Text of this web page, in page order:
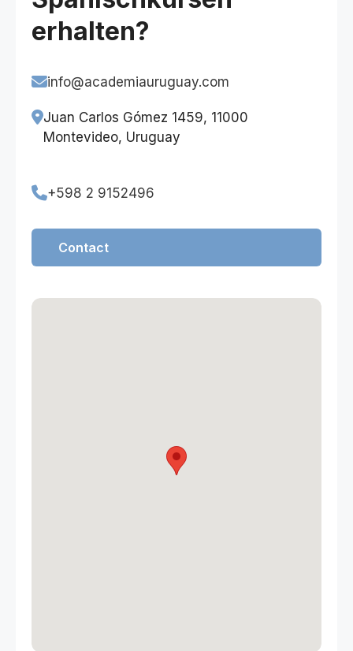
interessanten, zeitgenössischen und oft
sogar witzigen Themen behandeln."
erhalten?
info@academiauruguay.com
Juan Carlos Gómez 1459, 11000
Montevideo, Uruguay
+598 2 9152496
Contact